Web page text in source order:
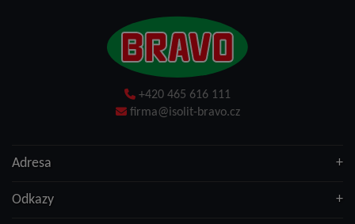
+420 465 616 111
firma@isolit-bravo.cz
Adresa
Odkazy